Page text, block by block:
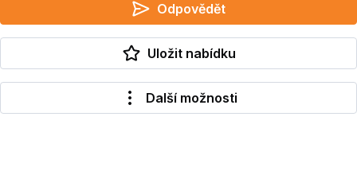
Odpovědět
Uložit nabídku
Další možnosti